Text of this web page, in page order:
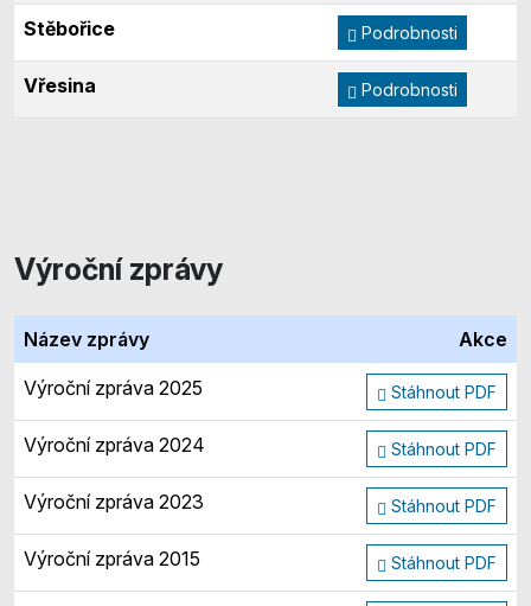
Stěbořice Podrobnosti
Vřesina Podrobnosti
Výroční zprávy
Název zprávy Akce
Výroční zpráva 2025 Stáhnout PDF
Výroční zpráva 2024 Stáhnout PDF
Výroční zpráva 2023 Stáhnout PDF
Výroční zpráva 2015 Stáhnout PDF